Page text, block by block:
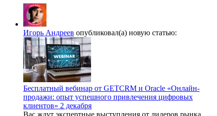
Игорь Андреев опубликовал(а) новую статью:
Бесплатный вебинар от GETCRM и Oracle «Онлайн-
продажи: опыт успешного привлечения цифровых
клиентов» 2 декабря